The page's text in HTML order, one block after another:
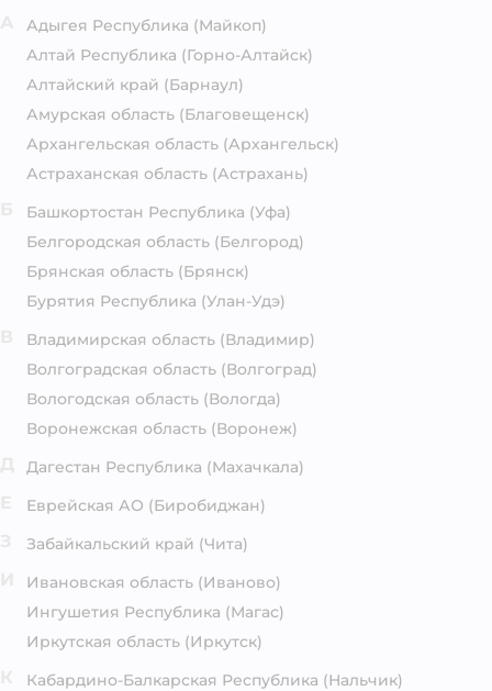
Адыгея Республика (Майкоп)
Алтай Республика (Горно-Алтайск)
Алтайский край (Барнаул)
Амурская область (Благовещенск)
Архангельская область (Архангельск)
Астраханская область (Астрахань)
Башкортостан Республика (Уфа)
Белгородская область (Белгород)
Брянская область (Брянск)
Бурятия Республика (Улан-Удэ)
Владимирская область (Владимир)
Волгоградская область (Волгоград)
Вологодская область (Вологда)
Воронежская область (Воронеж)
Дагестан Республика (Махачкала)
Еврейская АО (Биробиджан)
Забайкальский край (Чита)
Ивановская область (Иваново)
Ингушетия Республика (Магас)
Иркутская область (Иркутск)
Кабардино-Балкарская Республика (Нальчик)